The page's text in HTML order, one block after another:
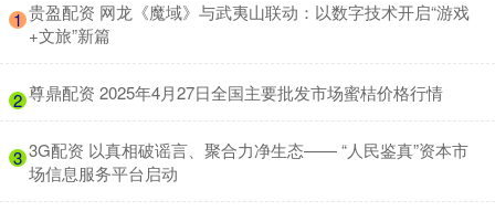
1 ​贵盈配资 网龙《魔域》与武夷山联动：以数字技术开启“游戏
+文旅”新篇
2 ​尊鼎配资 2025年4月27日全国主要批发市场蜜桔价格行情
3 ​3G配资 以真相破谣言、聚合力净生态—— “人民鉴真”资本市
场信息服务平台启动